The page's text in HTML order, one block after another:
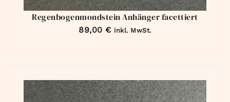
Regenbogenmondstein Anhänger facettiert
89,00 € inkl. MwSt.